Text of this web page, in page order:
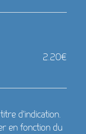
2.20€
d'indication.
en fonction du